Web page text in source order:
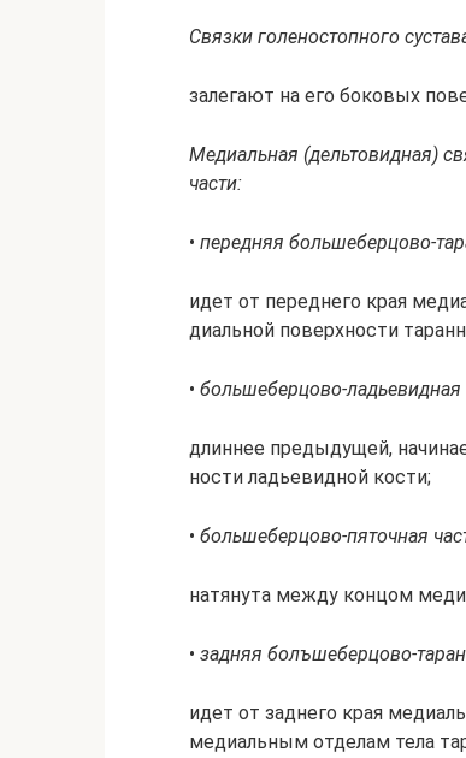
Связ­ки го­ле­но­стоп­но­го
за­ле­га­ют на его бо­ко­вых
Ме­ди­аль­ная (дель­то­вид­ная)
час­ти:
• пе­ред­няя боль­ше­бер­цо­во-
идет от пе­ред­не­го края
ди­аль­ной по­верх­но­сти
• боль­ше­бер­цо­во-ладь­е­вид­ная
длин­нее пре­ды­ду­щей,
но­сти ладь­е­вид­ной кос­ти;
• боль­ше­бер­цо­во-пя­точ­ная
на­тя­ну­та ме­ж­ду кон­цом
• зад­няя болъ­ше­бер­цо­во-
идет от зад­не­го края
ме­ди­аль­ным от­де­лам те­ла